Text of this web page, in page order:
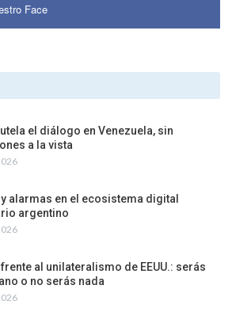
Face
tutela el diálogo en Venezuela, sin
a la vista
y alarmas en el ecosistema digital
argentino
al unilateralismo de EEUU.: serás
o no serás nada